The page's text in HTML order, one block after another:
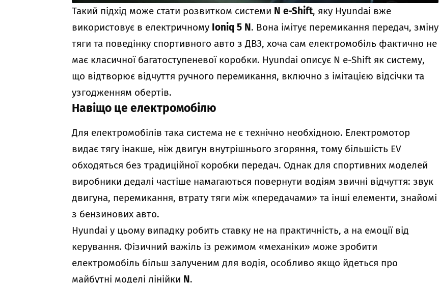
Такий підхід може стати розвитком системи N e-Shift, яку Hyundai вже
використовує в електричному Ioniq 5 N. Вона імітує перемикання передач, зміну
тяги та поведінку спортивного авто з ДВЗ, хоча сам електромобіль фактично не
має класичної багатоступеневої коробки. Hyundai описує N e-Shift як систему,
що відтворює відчуття ручного перемикання, включно з імітацією відсічки та
узгодженням обертів.
Навіщо це електромобілю
Для електромобілів така система не є технічно необхідною. Електромотор
видає тягу інакше, ніж двигун внутрішнього згоряння, тому більшість EV
обходяться без традиційної коробки передач. Однак для спортивних моделей
виробники дедалі частіше намагаються повернути водіям звичні відчуття: звук
двигуна, перемикання, втрату тяги між «передачами» та інші елементи, знайомі
з бензинових авто.
Hyundai у цьому випадку робить ставку не на практичність, а на емоції від
керування. Фізичний важіль із режимом «механіки» може зробити
електромобіль більш залученим для водія, особливо якщо йдеться про
майбутні моделі лінійки N.